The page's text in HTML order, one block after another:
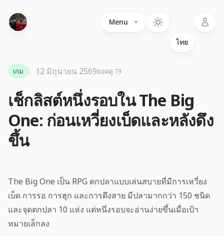
Menu Language
เช็กลิสต์หนึ่งรอบใน The Big
One: ก่อนเหวี่ยงเบ็ดและหลังดึง
ขึ้น
เกม 12 มิถุนายน 2569ยอดดู 73
The Big One เป็น RPG ตกปลาแบบเล่นสบายที่มีการเหวี่ยง
เบ็ด การรอ การฮุก และการดึงสาย มีปลามากกว่า 150 ชนิด
และจุดตกปลา 10 แห่ง แต่หนึ่งรอบจะอ่านง่ายขึ้นเมื่อเป้า
หมายเล็กลง